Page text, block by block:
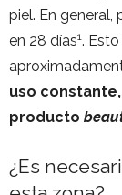
piel. En general,
en 28 días1.
uso
producto
¿Es